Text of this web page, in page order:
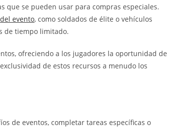
que se pueden usar para compras especiales.
del evento, como soldados de élite o vehículos
de tiempo limitado.
ofreciendo a los jugadores la oportunidad de
de estos recursos a menudo los
de eventos, completar tareas específicas o